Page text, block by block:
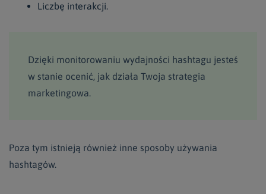
Liczbę interakcji.
Dzięki monitorowaniu wydajności hashtagu jesteś
w stanie ocenić, jak działa Twoja strategia
marketingowa.
Poza tym istnieją również inne sposoby używania
hashtagów.